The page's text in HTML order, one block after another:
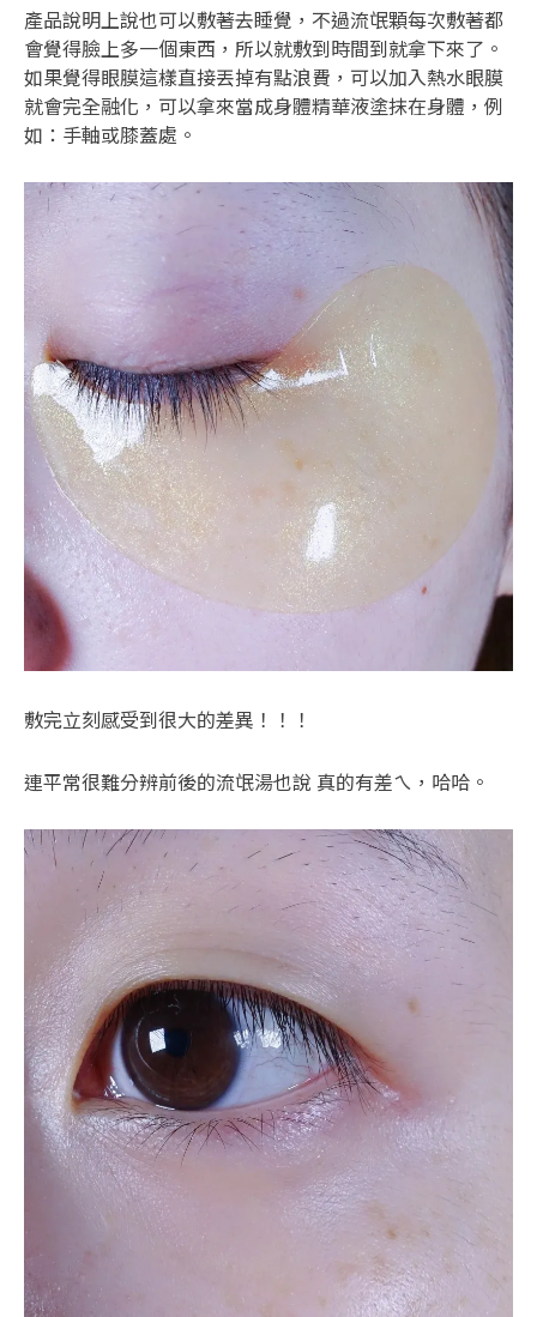
產品說明上說也可以敷著去睡覺，不過流氓顆每次敷著都
會覺得臉上多一個東西，所以就敷到時間到就拿下來了。
如果覺得眼膜這樣直接丟掉有點浪費，可以加入熱水眼膜
就會完全融化，可以拿來當成身體精華液塗抹在身體，例
如：手軸或膝蓋處。
敷完立刻感受到很大的差異！！！
連平常很難分辨前後的流氓湯也說 真的有差ㄟ，哈哈。